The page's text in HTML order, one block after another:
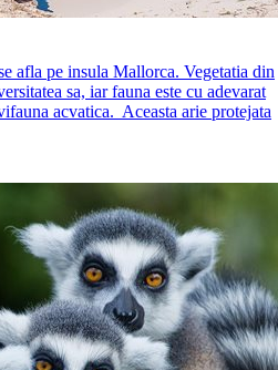
afla pe insula Mallorca. Vegetatia din
sa, iar fauna este cu adevarat
acvatica. Aceasta arie protejata